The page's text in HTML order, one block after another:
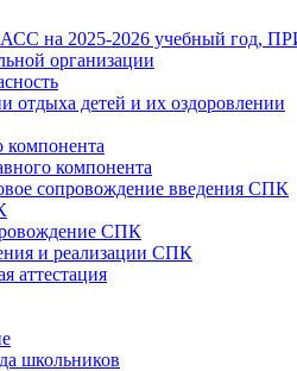
на 2025-2026 учебный год,
организации
отдыха детей и их оздоровлении
компонента
компонента
сопровождение введения СПК
СПК
и реализации СПК
аттестация
школьников